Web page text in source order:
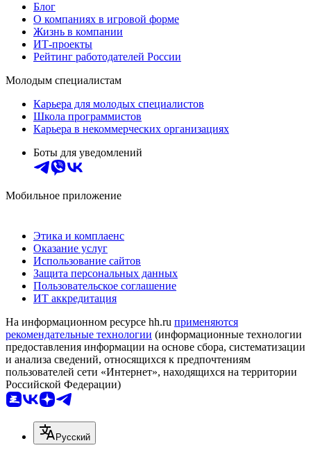
Блог
О компаниях в игровой форме
Жизнь в компании
ИТ-проекты
Рейтинг работодателей России
Молодым специалистам
Карьера для молодых специалистов
Школа программистов
Карьера в некоммерческих организациях
Боты для уведомлений
Мобильное приложение
Этика и комплаенс
Оказание услуг
Использование сайтов
Защита персональных данных
Пользовательское соглашение
ИТ аккредитация
На информационном ресурсе hh.ru применяются
рекомендательные технологии (информационные технологии
предоставления информации на основе сбора, систематизации
и анализа сведений, относящихся к предпочтениям
пользователей сети «Интернет», находящихся на территории
Российской Федерации)
Русский